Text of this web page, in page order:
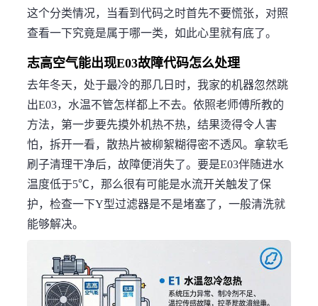
这个分类情况，当看到代码之时首先不要慌张，对照
查看一下究竟是属于哪一类，如此心里就有底了。
志高空气能出现E03故障代码怎么处理
去年冬天，处于最冷的那几日时，我家的机器忽然跳
出E03，水温不管怎样都上不去。依照老师傅所教的
方法，第一步要先摸外机热不热，结果烫得令人害
怕，拆开一看，散热片被柳絮糊得密不透风。拿软毛
刷子清理干净后，故障便消失了。要是E03伴随进水
温度低于5℃，那么很有可能是水流开关触发了保
护，检查一下Y型过滤器是不是堵塞了，一般清洗就
能够解决。